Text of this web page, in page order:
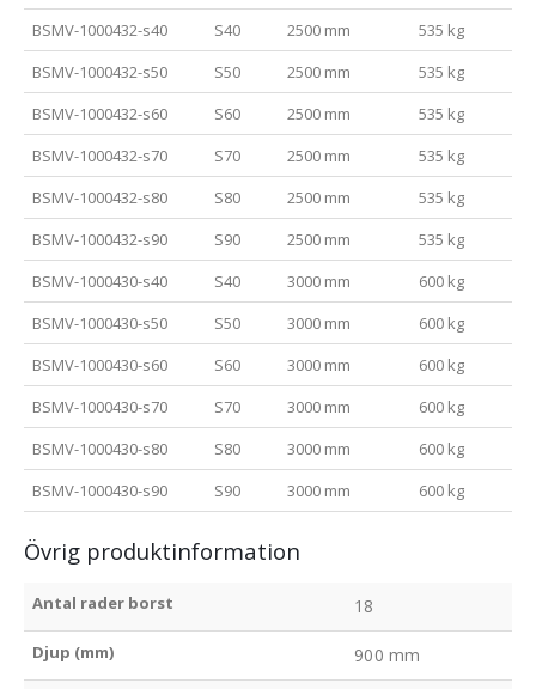
BSMV-1000432-s40
S40 2500 mm
535 kg
BSMV-1000432-s50
S50 2500 mm
535 kg
BSMV-1000432-s60
S60 2500 mm
535 kg
BSMV-1000432-s70
S70 2500 mm
535 kg
BSMV-1000432-s80
S80 2500 mm
535 kg
BSMV-1000432-s90
S90 2500 mm
535 kg
BSMV-1000430-s40
S40 3000 mm
600 kg
BSMV-1000430-s50
S50 3000 mm
600 kg
BSMV-1000430-s60
S60 3000 mm
600 kg
BSMV-1000430-s70
S70 3000 mm
600 kg
BSMV-1000430-s80
S80 3000 mm
600 kg
BSMV-1000430-s90
S90 3000 mm 600 kg
Övrig produktinformation
Antal rader borst 18
Djup (mm) 900 mm